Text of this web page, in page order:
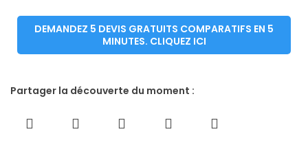
DEMANDEZ 5 DEVIS GRATUITS COMPARATIFS EN 5
MINUTES. CLIQUEZ ICI
Partager la découverte du moment :